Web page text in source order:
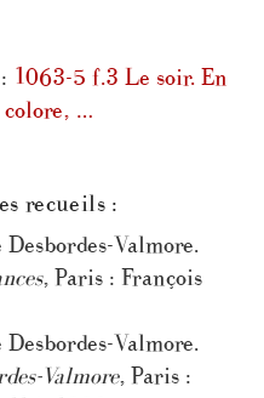
1063-5 f.3 Le soir. En
colore, …
recueils :
Valmore.
, Paris : François
Valmore.
Valmore, Paris :